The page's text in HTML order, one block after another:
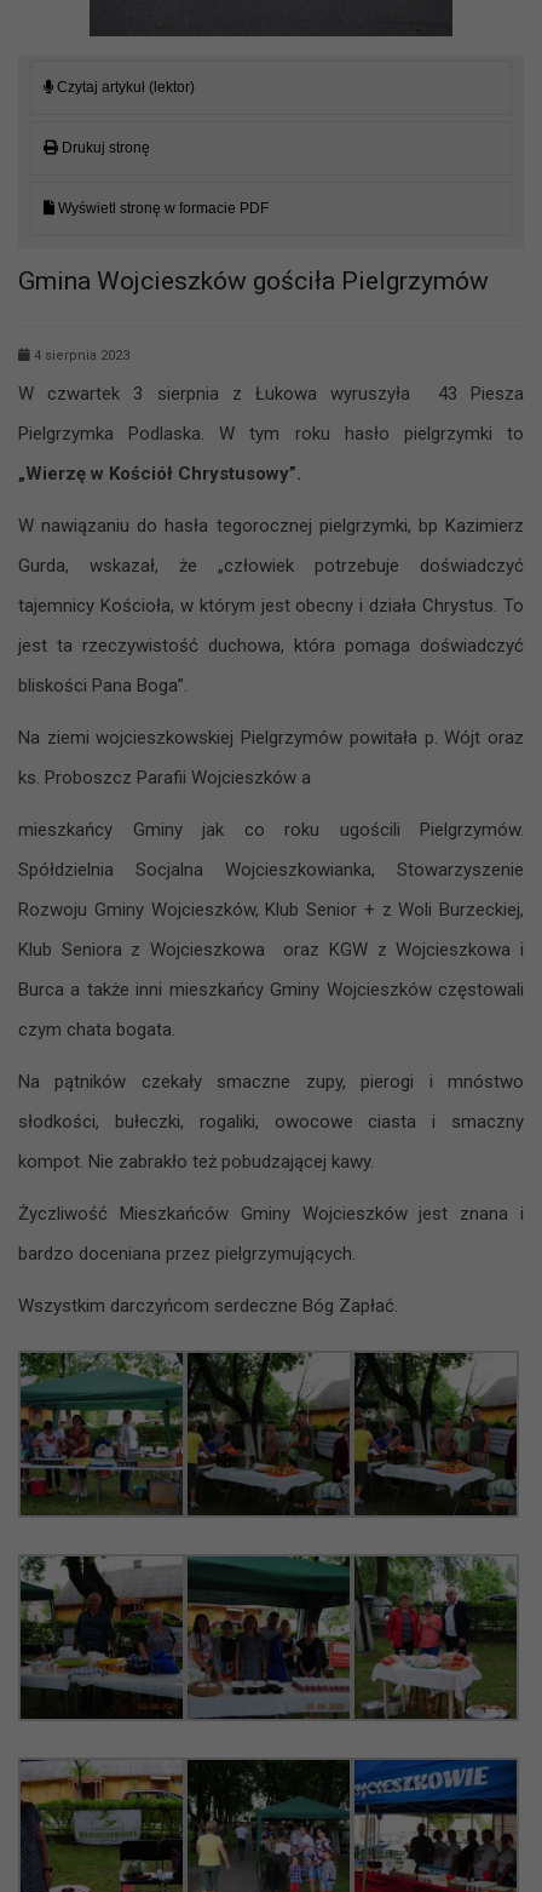
Czytaj artykuł (lektor)
Drukuj stronę
Wyświetl stronę w formacie PDF
Gmina Wojcieszków gościła Pielgrzymów
4 sierpnia 2023
W czwartek 3 sierpnia z Łukowa wyruszyła 43 Piesza
Pielgrzymka Podlaska. W tym roku hasło pielgrzymki to
„Wierzę w Kościół Chrystusowy”.
W nawiązaniu do hasła tegorocznej pielgrzymki, bp Kazimierz
Gurda, wskazał, że „człowiek potrzebuje doświadczyć
tajemnicy Kościoła, w którym jest obecny i działa Chrystus. To
jest ta rzeczywistość duchowa, która pomaga doświadczyć
bliskości Pana Boga”.
Na ziemi wojcieszkowskiej Pielgrzymów powitała p. Wójt oraz
ks. Proboszcz Parafii Wojcieszków a
mieszkańcy Gminy jak co roku ugościli Pielgrzymów.
Spółdzielnia Socjalna Wojcieszkowianka, Stowarzyszenie
Rozwoju Gminy Wojcieszków, Klub Senior + z Woli Burzeckiej,
Klub Seniora z Wojcieszkowa oraz KGW z Wojcieszkowa i
Burca a także inni mieszkańcy Gminy Wojcieszków częstowali
czym chata bogata.
Na pątników czekały smaczne zupy, pierogi i mnóstwo
słodkości, bułeczki, rogaliki, owocowe ciasta i smaczny
kompot. Nie zabrakło też pobudzającej kawy.
Życzliwość Mieszkańców Gminy Wojcieszków jest znana i
bardzo doceniana przez pielgrzymujących.
Wszystkim darczyńcom serdeczne Bóg Zapłać.